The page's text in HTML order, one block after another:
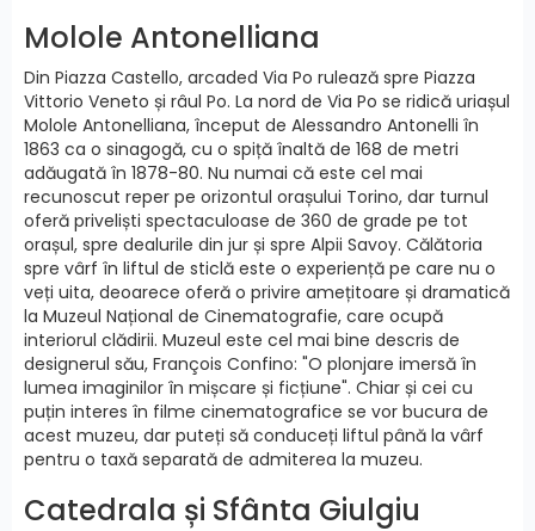
Molole Antonelliana
Din Piazza Castello, arcaded Via Po rulează spre Piazza
Vittorio Veneto și râul Po. La nord de Via Po se ridică uriașul
Molole Antonelliana, început de Alessandro Antonelli în
1863 ca o sinagogă, cu o spiță înaltă de 168 de metri
adăugată în 1878-80. Nu numai că este cel mai
recunoscut reper pe orizontul orașului Torino, dar turnul
oferă priveliști spectaculoase de 360 de grade pe tot
orașul, spre dealurile din jur și spre Alpii Savoy. Călătoria
spre vârf în liftul de sticlă este o experiență pe care nu o
veți uita, deoarece oferă o privire amețitoare și dramatică
la Muzeul Național de Cinematografie, care ocupă
interiorul clădirii. Muzeul este cel mai bine descris de
designerul său, François Confino: "O plonjare imersă în
lumea imaginilor în mișcare și ficțiune". Chiar și cei cu
puțin interes în filme cinematografice se vor bucura de
acest muzeu, dar puteți să conduceți liftul până la vârf
pentru o taxă separată de admiterea la muzeu.
Catedrala și Sfânta Giulgiu